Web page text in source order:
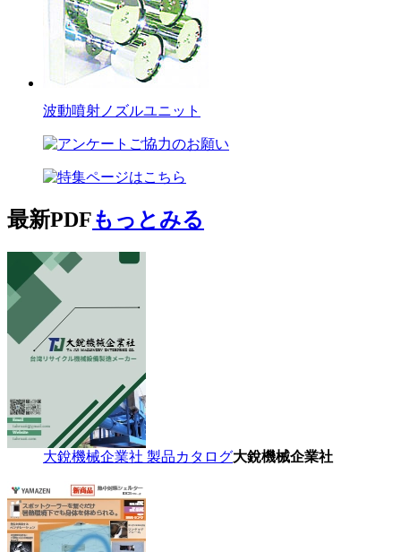
波動噴射ノズルユニット
最新PDFもっとみる
大銳機械企業社 製品カタログ大銳機械企業社